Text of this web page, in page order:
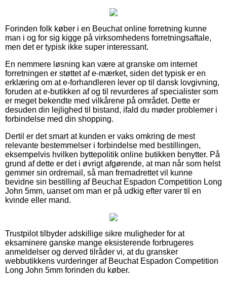
Forinden folk køber i en Beuchat online forretning kunne
man i og for sig kigge på virksomhedens forretningsaftale,
men det er typisk ikke super interessant.
En nemmere løsning kan være at granske om internet
forretningen er støttet af e-mærket, siden det typisk er en
erklæring om at e-forhandleren lever op til dansk lovgivning,
foruden at e-butikken af og til revurderes af specialister som
er meget bekendte med vilkårene på området. Dette er
desuden din lejlighed til bistand, ifald du møder problemer i
forbindelse med din shopping.
Dertil er det smart at kunden er vaks omkring de mest
relevante bestemmelser i forbindelse med bestillingen,
eksempelvis hvilken byttepolitik online butikken benytter. På
grund af dette er det i øvrigt afgørende, at man når som helst
gemmer sin ordremail, så man fremadrettet vil kunne
bevidne sin bestilling af Beuchat Espadon Competition Long
John 5mm, uanset om man er på udkig efter varer til en
kvinde eller mand.
Trustpilot tilbyder adskillige sikre muligheder for at
eksaminere ganske mange eksisterende forbrugeres
anmeldelser og derved tilråder vi, at du gransker
webbutikkens vurderinger af Beuchat Espadon Competition
Long John 5mm forinden du køber.